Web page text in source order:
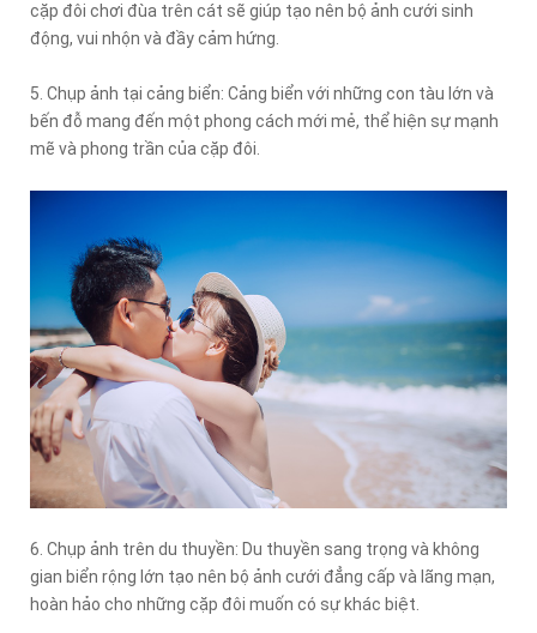
cặp đôi chơi đùa trên cát sẽ giúp tạo nên bộ ảnh cưới sinh
động, vui nhộn và đầy cảm hứng.
5. Chụp ảnh tại cảng biển: Cảng biển với những con tàu lớn và
bến đỗ mang đến một phong cách mới mẻ, thể hiện sự mạnh
mẽ và phong trần của cặp đôi.
6. Chụp ảnh trên du thuyền: Du thuyền sang trọng và không
gian biển rộng lớn tạo nên bộ ảnh cưới đẳng cấp và lãng mạn,
hoàn hảo cho những cặp đôi muốn có sự khác biệt.